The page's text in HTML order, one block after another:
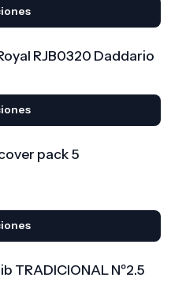
RJB0320 Daddario
pack 5
TRADICIONAL Nº2.5